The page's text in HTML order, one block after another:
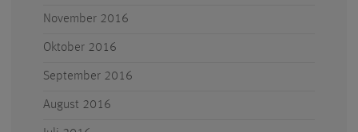
November 2016
Oktober 2016
September 2016
August 2016